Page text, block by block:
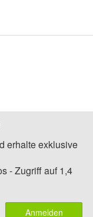
erhalte exklusive
- Zugriff auf 1,4
Anmelden